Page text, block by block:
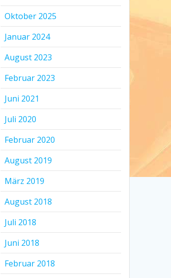
Oktober 2025
Januar 2024
August 2023
Februar 2023
Juni 2021
Juli 2020
Februar 2020
August 2019
März 2019
August 2018
Juli 2018
Juni 2018
Februar 2018